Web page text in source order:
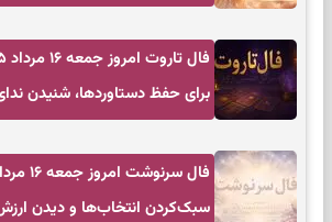
برای حفظ دستاوردها، شنیدن
سبک‌کردن انتخاب‌ها و دیدن